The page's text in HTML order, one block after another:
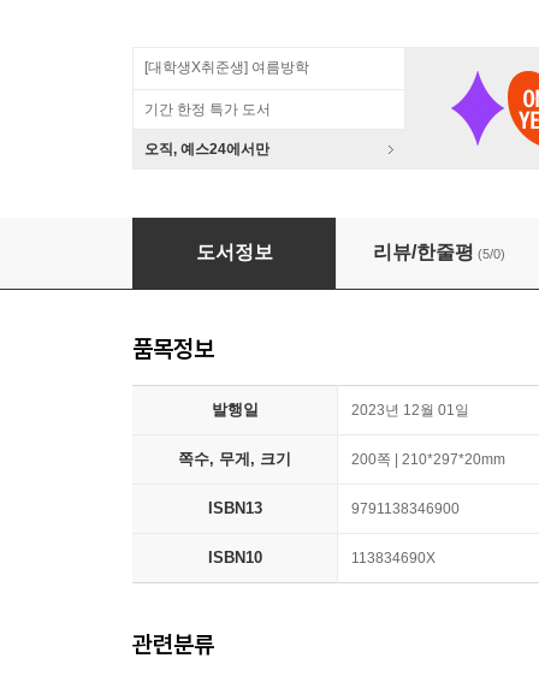
[대학생X취준생] 여름방학
기간 한정 특가 도서
오직, 예스24에서만
할 수 있다! 한글 NEO 기초
도서정보 리뷰/한줄평 (5/0)
품목정보
발행일 2023년 12월 01일
쪽수, 무게, 크기 200쪽 | 210*297*20mm
ISBN13 9791138346900
ISBN10 113834690X
관련분류